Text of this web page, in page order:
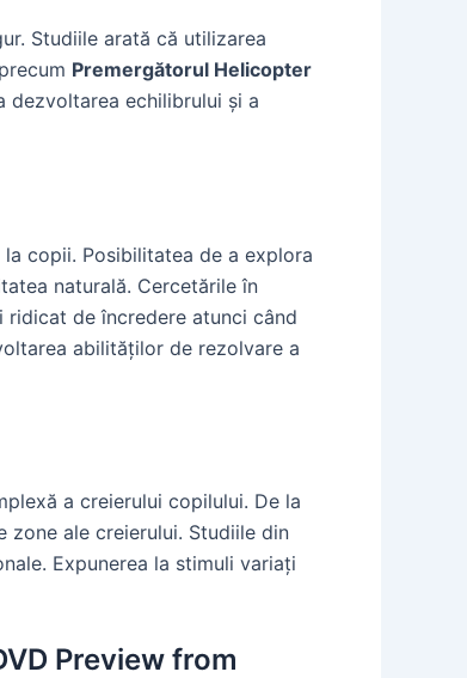
Studiile arată că utilizarea
Premergătorul Helicopter
dezvoltarea echilibrului și a
copii. Posibilitatea de a explora
naturală. Cercetările în
de încredere atunci când
abilităților de rezolvare a
a creierului copilului. De la
zone ale creierului. Studiile din
Expunerea la stimuli variați
Preview from